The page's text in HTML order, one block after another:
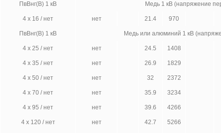
ПвВнг(В) 1 кВ Медь 1 кВ (напряжение
4 х 16 / нет нет 21.4 970
ПвВнг(В) 1 кВ Медь или алюминий 1 кВ
4 х 25 / нет нет 24.5 1408
4 х 35 / нет нет 26.9 1829
4 х 50 / нет нет 32 2372
4 х 70 / нет нет 35.9 3234
4 х 95 / нет нет 39.6 4266
4 х 120 / нет нет 42.7 5266